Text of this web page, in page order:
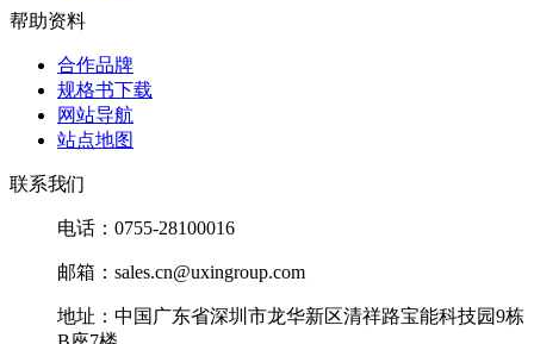
帮助资料
合作品牌
规格书下载
网站导航
站点地图
联系我们
电话：0755-28100016
邮箱：sales.cn@uxingroup.com
地址：中国广东省深圳市龙华新区清祥路宝能科技园9栋